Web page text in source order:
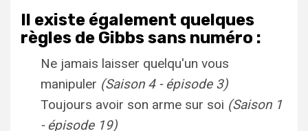
Il existe également quelques
règles de Gibbs sans numéro :
Ne jamais laisser quelqu'un vous
manipuler (Saison 4 - épisode 3)
Toujours avoir son arme sur soi (Saison 1
- épisode 19)